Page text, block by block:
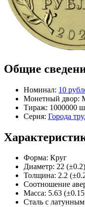
Общие
Номинал: 10
Монетный двор:
Тираж: 1000000
Серия: Города
Форма: Круг
Диаметр: 22
Толщина: 2.2
Соотношение
Масса: 5.63
Сталь с